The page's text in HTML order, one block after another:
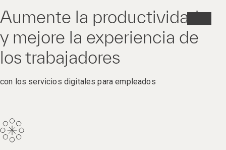
Aumente la productividad
y mejore la experiencia de
los trabajadores
con los servicios digitales para empleados